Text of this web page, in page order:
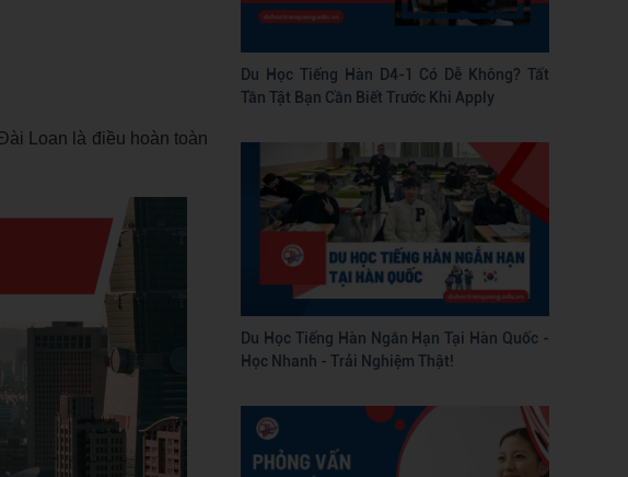
Loan là điều hoàn toàn
Du Học Tiếng Hàn D4-1 Có Dễ Không? Tất
Tần Tật Bạn Cần Biết Trước Khi Apply
Du Học Tiếng Hàn Ngắn Hạn Tại Hàn Quốc -
Học Nhanh - Trải Nghiệm Thật!